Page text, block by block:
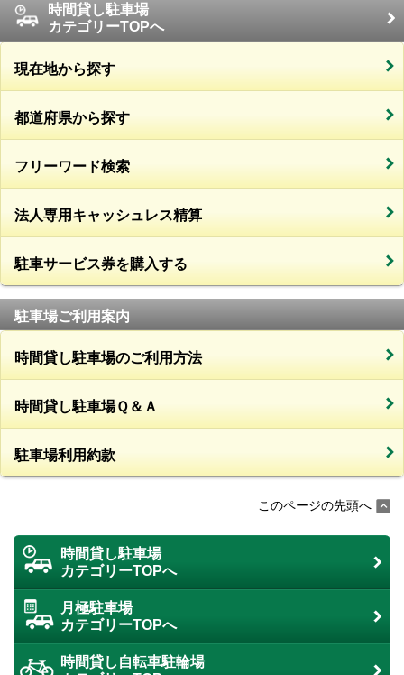
時間貸し駐車場
カテゴリーTOPへ
現在地から探す
都道府県から探す
フリーワード検索
法人専用キャッシュレス精算
駐車サービス券を購入する
駐車場ご利用案内
時間貸し駐車場のご利用方法
時間貸し駐車場Ｑ＆Ａ
駐車場利用約款
このページの先頭へ
時間貸し駐車場
カテゴリーTOPへ
月極駐車場
カテゴリーTOPへ
時間貸し自転車駐輪場